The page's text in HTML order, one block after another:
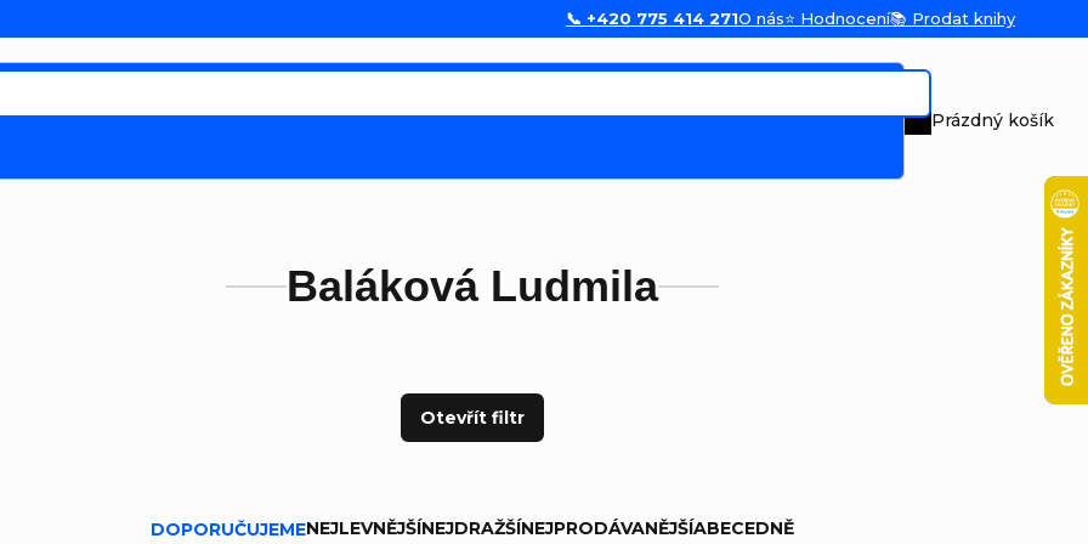
📞 +420 775 414 271O nás⭐ Hodnocení📚 Prodat knihy
Nákupní
Prázdný košík
Baláková Ludmila
Otevřít filtr
produktů
DOPORUČUJEMENEJLEVNĚJŠÍNEJDRAŽŠÍNEJPRODÁVANĚJŠÍABECEDNĚ